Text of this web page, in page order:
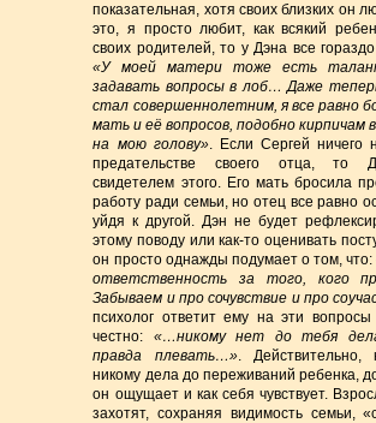
показательная, хотя своих близких он
это, я просто любит, как всякий
своих родителей, то у Дэна все
«У моей матери тоже есть
задавать вопросы в лоб… Даже
стал совершеннолетним, я все равно
мать и её вопросов, подобно кирпичам
на мою голову». Если Сергей ничего
предательстве своего отца, то
свидетелем этого. Его мать бросила
работу ради семьи, но отец все равно
уйдя к другой. Дэн не будет
этому поводу или как-то оценивать
он просто однажды подумает о том, что:
ответственность за того, кого
Забываем и про сочувствие и про
психолог ответит ему на эти
честно: «…никому нет до тебя
правда плевать…». Действительно,
никому дела до переживаний ребенка,
он ощущает и как себя чувствует.
захотят, сохраняя видимость семьи,